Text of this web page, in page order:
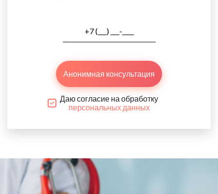
Анонимная консультация
Даю согласие на обработку
персональных данных